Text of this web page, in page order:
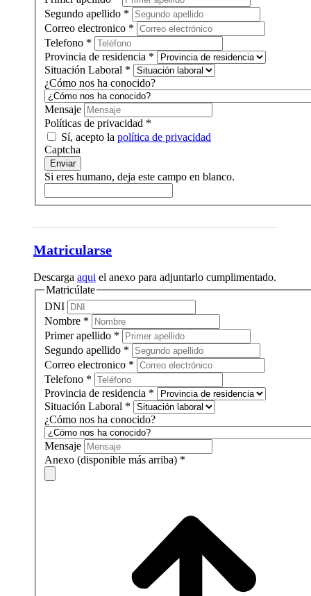
Segundo apellido *
Correo electronico *
Telefono *
Provincia de residencia *
Situación Laboral *
¿Cómo nos ha conocido?
Mensaje
Políticas de privacidad *
Sí, acepto la política de privacidad
Captcha
Enviar
Si eres humano, deja este campo en blanco.
Matricularse
Descarga aqui el anexo para adjuntarlo cumplimentado.
Matricúlate
DNI
Nombre *
Primer apellido *
Segundo apellido *
Correo electronico *
Telefono *
Provincia de residencia *
Situación Laboral *
¿Cómo nos ha conocido?
Mensaje
Anexo (disponible más arriba) *